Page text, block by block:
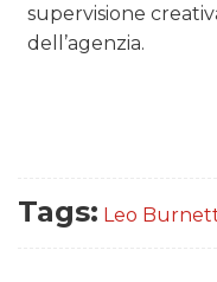
supervisione
dell’agenzia.
Tags: Leo